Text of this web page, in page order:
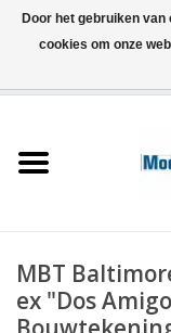
Schepen
Houtbouw
MBT
ex "Dos
Door het gebruiken
cookies om onze